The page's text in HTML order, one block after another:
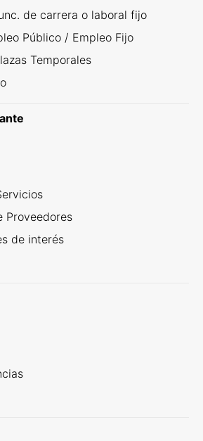
de carrera o laboral fijo
Público / Empleo Fijo
Temporales
Proveedores
de interés